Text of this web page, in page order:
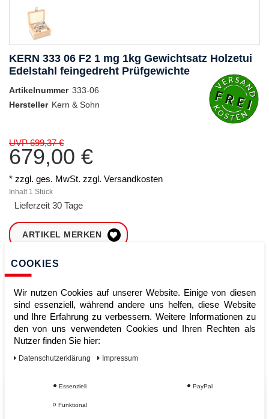
KERN 333 06 F2 1 mg 1kg Gewichtsatz Holzetui
Edelstahl feingedreht Prüfgewichte
Artikelnummer 333-06
Hersteller Kern & Sohn
UVP 699,37 €
679,00 €
* zzgl. ges. MwSt. zzgl. Versandkosten
Inhalt 1 Stück
Lieferzeit 30 Tage
ARTIKEL MERKEN
ZUM WARENKORB
Sofort lieferbar
Kauf auf Rechnung
COOKIES
Wir nutzen Cookies auf unserer Website. Einige von diesen
sind essenziell, während andere uns helfen, diese Website
und Ihre Erfahrung zu verbessern. Weitere Informationen zu
den von uns verwendeten Cookies und Ihren Rechten als
Nutzer finden Sie hier:
Daten­schutz­erklärung Impressum
Essenziell PayPal
Funktional